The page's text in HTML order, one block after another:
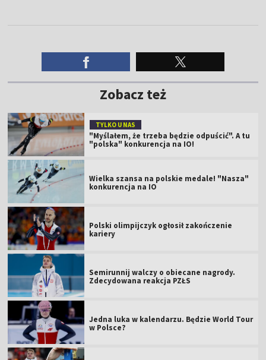
Zobacz też
TYLKO U NAS
"Myślałem, że trzeba będzie odpuścić". A tu
"polska" konkurencja na IO!
Wielka szansa na polskie medale! "Nasza"
konkurencja na IO
Polski olimpijczyk ogłosił zakończenie
kariery
Semirunnij walczy o obiecane nagrody.
Zdecydowana reakcja PZŁS
Jedna luka w kalendarzu. Będzie World Tour
w Polsce?